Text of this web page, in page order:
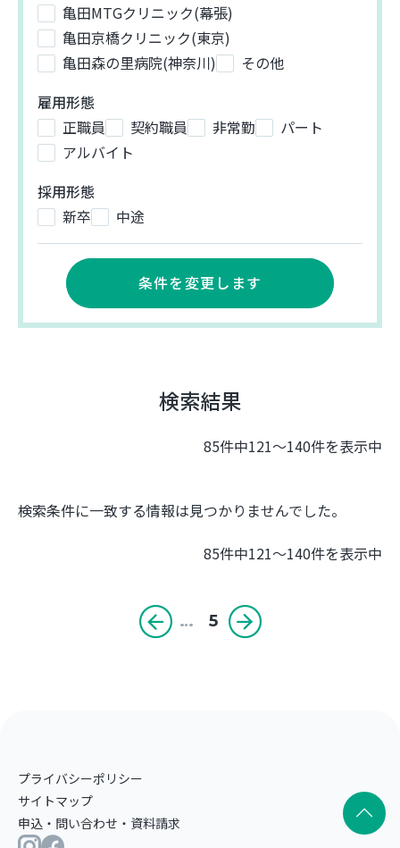
亀田MTGクリニック(幕張)
亀田京橋クリニック(東京)
亀田森の里病院(神奈川)
その他
雇用形態
正職員
契約職員 非常勤
パート
アルバイト
採用形態
新卒
中途
条件を変更します
検索結果
85件中121～140件を表示中
検索条件に一致する情報は見つかりませんでした。
85件中121～140件を表示中
… 5
プライバシーポリシー
サイトマップ
申込・問い合わせ・資料請求